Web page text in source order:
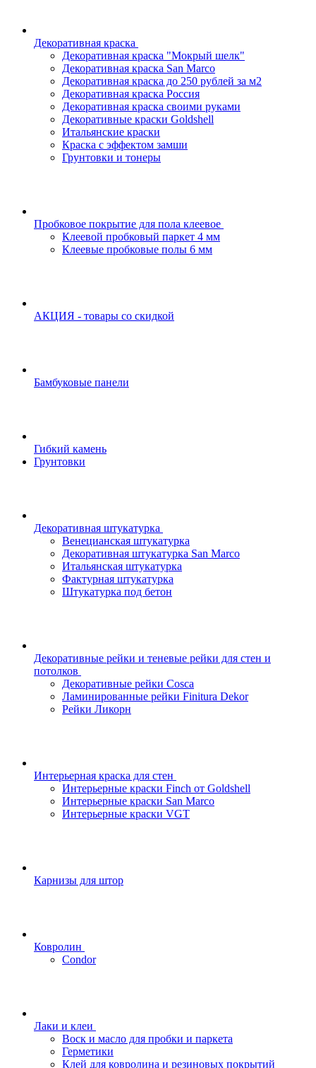
Декоративная краска
Декоративная краска "Мокрый шелк"
Декоративная краска San Marco
Декоративная краска до 250 рублей за м2
Декоративная краска Россия
Декоративная краска своими руками
Декоративные краски Goldshell
Итальянские краски
Краска с эффектом замши
Грунтовки и тонеры
Пробковое покрытие для пола клеевое
Клеевой пробковый паркет 4 мм
Клеевые пробковые полы 6 мм
АКЦИЯ - товары со скидкой
Бамбуковые панели
Гибкий камень
Грунтовки
Декоративная штукатурка
Венецианская штукатурка
Декоративная штукатурка San Marco
Итальянская штукатурка
Фактурная штукатурка
Штукатурка под бетон
Декоративные рейки и теневые рейки для стен и
потолков
Декоративные рейки Cosca
Ламинированные рейки Finitura Dekor
Рейки Ликорн
Интерьерная краска для стен
Интерьерные краски Finch от Goldshell
Интерьерные краски San Marco
Интерьерные краски VGT
Карнизы для штор
Ковролин
Condor
Лаки и клеи
Воск и масло для пробки и паркета
Герметики
Клей для ковролина и резиновых покрытий